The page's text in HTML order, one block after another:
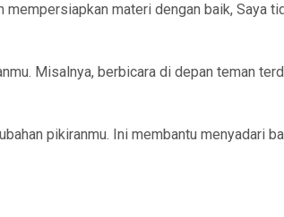
materi dengan baik, Saya
Misalnya, berbicara di depan teman
pikiranmu. Ini membantu menyadari